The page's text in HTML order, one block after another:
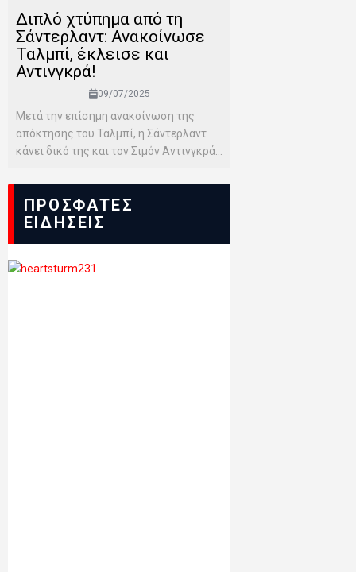
Διπλό χτύπημα από τη
Σάντερλαντ: Ανακοίνωσε
Ταλμπί, έκλεισε και
Αντινγκρά!
09/07/2025
Μετά την επίσημη ανακοίνωση της
απόκτησης του Ταλμπί, η Σάντερλαντ
κάνει δικό της και τον Σιμόν Αντινγκρά...
ΠΡΟΣΦΑΤΕΣ
ΕΙΔΗΣΕΙΣ